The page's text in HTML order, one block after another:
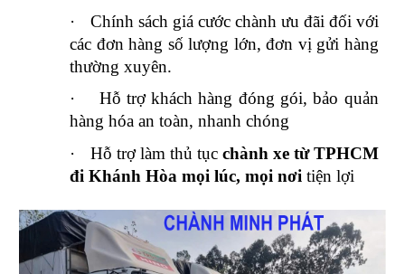
·
Chính sách giá cước chành ưu đãi đối với
các đơn hàng số lượng lớn, đơn vị gửi hàng
thường xuyên.
·
Hỗ trợ khách hàng đóng gói, bảo quản
hàng hóa an toàn, nhanh chóng
·
Hỗ trợ làm thủ tục chành xe từ TPHCM
đi Khánh Hòa mọi lúc, mọi nơitiện lợi